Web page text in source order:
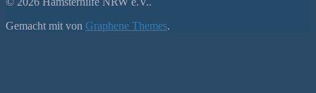
Gemacht mit von Graphene Themes.